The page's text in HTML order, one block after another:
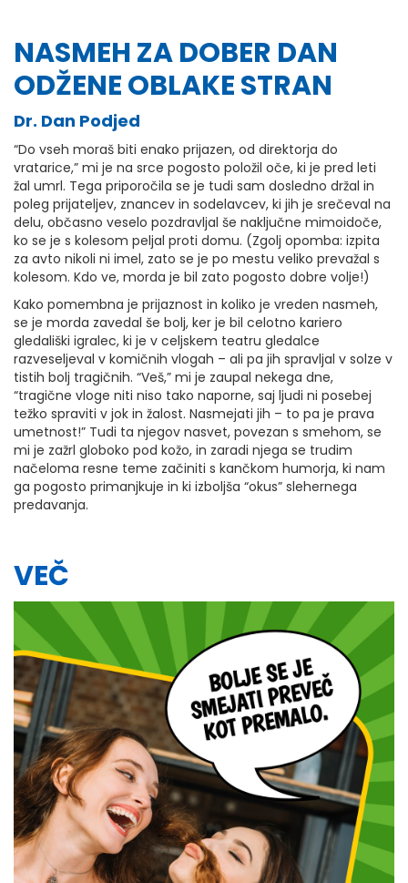
NASMEH ZA DOBER DAN
ODŽENE OBLAKE STRAN
Dr. Dan Podjed
“Do vseh moraš biti enako prijazen, od direktorja do
vratarice,” mi je na srce pogosto položil oče, ki je pred leti
žal umrl. Tega priporočila se je tudi sam dosledno držal in
poleg prijateljev, znancev in sodelavcev, ki jih je srečeval na
delu, občasno veselo pozdravljal še naključne mimoidoče,
ko se je s kolesom peljal proti domu. (Zgolj opomba: izpita
za avto nikoli ni imel, zato se je po mestu veliko prevažal s
kolesom. Kdo ve, morda je bil zato pogosto dobre volje!)
Kako pomembna je prijaznost in koliko je vreden nasmeh,
se je morda zavedal še bolj, ker je bil celotno kariero
gledališki igralec, ki je v celjskem teatru gledalce
razveseljeval v komičnih vlogah – ali pa jih spravljal v solze v
tistih bolj tragičnih. “Veš,” mi je zaupal nekega dne,
“tragične vloge niti niso tako naporne, saj ljudi ni posebej
težko spraviti v jok in žalost. Nasmejati jih – to pa je prava
umetnost!” Tudi ta njegov nasvet, povezan s smehom, se
mi je zažrl globoko pod kožo, in zaradi njega se trudim
načeloma resne teme začiniti s kančkom humorja, ki nam
ga pogosto primanjkuje in ki izboljša “okus” slehernega
predavanja.
VEČ